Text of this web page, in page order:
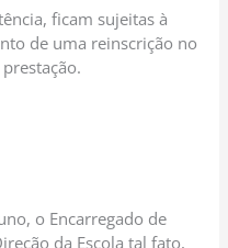
ficam sujeitas à
de uma reinscrição no
o Encarregado de
da Escola tal fato,